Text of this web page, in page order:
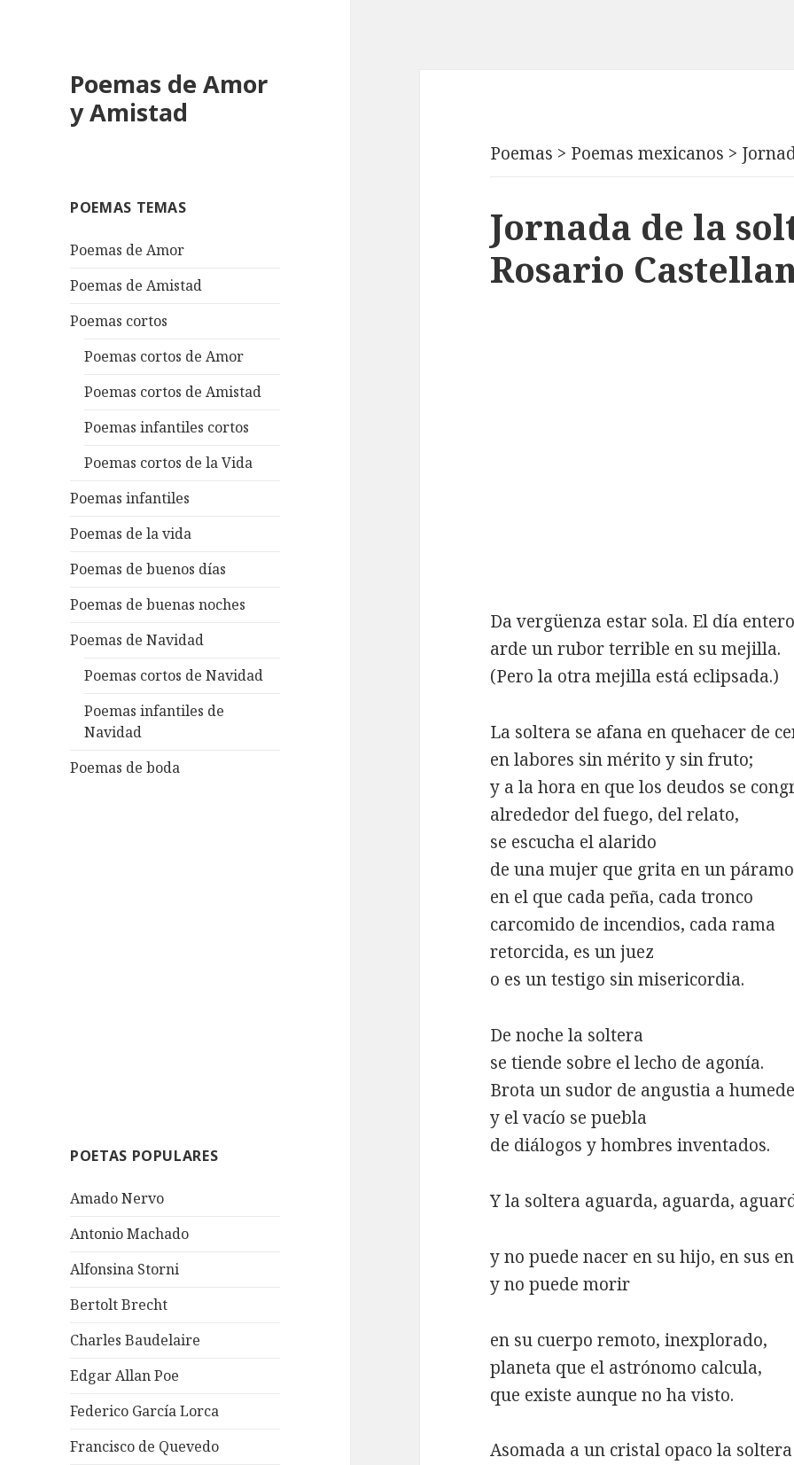
Poemas de Amor
y Amistad
POEMAS TEMAS
Poemas de Amor
Poemas de Amistad
Poemas cortos
Poemas cortos de Amor
Poemas cortos de Amistad
Poemas infantiles cortos
Poemas cortos de la Vida
Poemas infantiles
Poemas de la vida
Poemas de buenos días
Poemas de buenas noches
Poemas de Navidad
Poemas cortos de Navidad
Poemas infantiles de
Navidad
Poemas de boda
POETAS POPULARES
Amado Nervo
Antonio Machado
Alfonsina Storni
Bertolt Brecht
Charles Baudelaire
Edgar Allan Poe
Federico García Lorca
Francisco de Quevedo
Poemas > Poemas mexicanos >
Jornada de la
Rosario
Da vergüenza estar sola. El día entero
arde un rubor terrible en su mejilla.
(Pero la otra mejilla está eclipsada.)
La soltera se afana en quehacer de
en labores sin mérito y sin fruto;
y a la hora en que los deudos se
alrededor del fuego, del relato,
se escucha el alarido
de una mujer que grita en un
en el que cada peña, cada tronco
carcomido de incendios, cada rama
retorcida, es un juez
o es un testigo sin misericordia.
De noche la soltera
se tiende sobre el lecho de agonía.
Brota un sudor de angustia a
y el vacío se puebla
de diálogos y hombres inventados.
Y la soltera aguarda, aguarda,
y no puede nacer en su hijo, en sus
y no puede morir
en su cuerpo remoto, inexplorado,
planeta que el astrónomo calcula,
que existe aunque no ha visto.
Asomada a un cristal opaco la soltera